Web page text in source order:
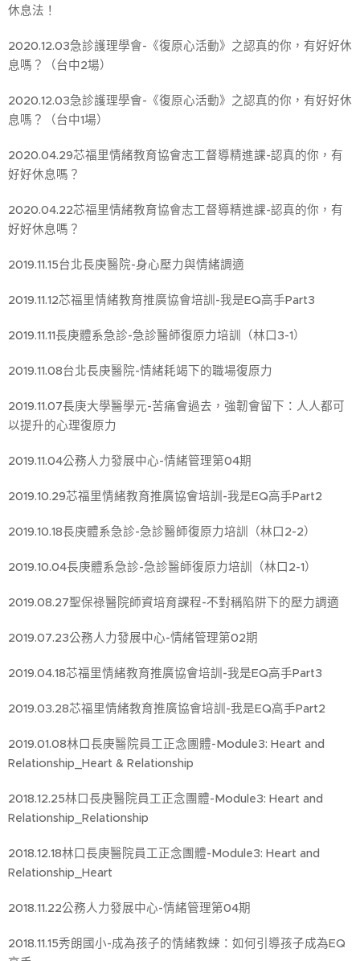
休息法！
2020.12.03急診護理學會-《復原心活動》之認真的你，有好好休
息嗎？（台中2場）
2020.12.03急診護理學會-《復原心活動》之認真的你，有好好休
息嗎？（台中1場）
2020.04.29芯福里情緒教育協會志工督導精進課-認真的你，有
好好休息嗎？
2020.04.22芯福里情緒教育協會志工督導精進課-認真的你，有
好好休息嗎？
2019.11.15台北長庚醫院-身心壓力與情緒調適
2019.11.12芯福里情緒教育推廣協會培訓-我是EQ高手Part3
2019.11.11長庚體系急診-急診醫師復原力培訓（林口3-1）
2019.11.08台北長庚醫院-情緒耗竭下的職場復原力
2019.11.07長庚大學醫學元-苦痛會過去，強韌會留下：人人都可
以提升的心理復原力
2019.11.04公務人力發展中心-情緒管理第04期
2019.10.29芯福里情緒教育推廣協會培訓-我是EQ高手Part2
2019.10.18長庚體系急診-急診醫師復原力培訓（林口2-2）
2019.10.04長庚體系急診-急診醫師復原力培訓（林口2-1）
2019.08.27聖保祿醫院師資培育課程-不對稱陷阱下的壓力調適
2019.07.23公務人力發展中心-情緒管理第02期
2019.04.18芯福里情緒教育推廣協會培訓-我是EQ高手Part3
2019.03.28芯福里情緒教育推廣協會培訓-我是EQ高手Part2
2019.01.08林口長庚醫院員工正念團體-Module3: Heart and
Relationship_Heart & Relationship
2018.12.25林口長庚醫院員工正念團體-Module3: Heart and
Relationship_Relationship
2018.12.18林口長庚醫院員工正念團體-Module3: Heart and
Relationship_Heart
2018.11.22公務人力發展中心-情緒管理第04期
2018.11.15秀朗國小-成為孩子的情緒教練：如何引導孩子成為EQ